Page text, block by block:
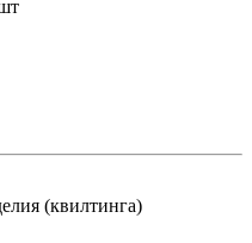
(квилтинга)